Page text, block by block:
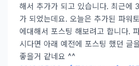
해서 추가가 되고 있습니다. 최근에
가 되었는데요. 오늘은 추가된 파워
에대해서 포스팅 해보려고 합니다.
시다면 아래 예전에 포스팅 했던 글
좋을거 같네요 ^^